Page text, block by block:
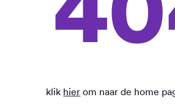
klik hier om naar de home